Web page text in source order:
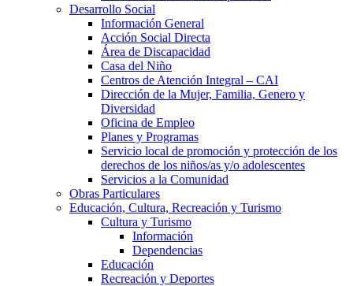
Desarrollo Social
Información General
Acción Social Directa
Área de Discapacidad
Casa del Niño
Centros de Atención Integral – CAI
Dirección de la Mujer, Familia, Genero y
Diversidad
Oficina de Empleo
Planes y Programas
Servicio local de promoción y protección de los
derechos de los niños/as y/o adolescentes
Servicios a la Comunidad
Obras Particulares
Educación, Cultura, Recreación y Turismo
Cultura y Turismo
Información
Dependencias
Educación
Recreación y Deportes